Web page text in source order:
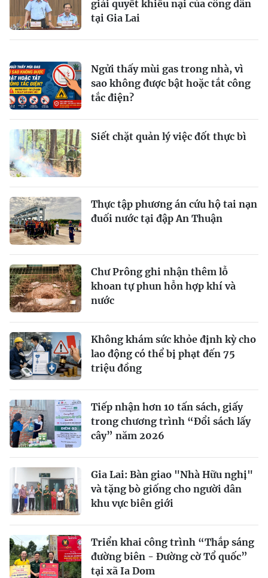
giải quyết khiếu nại của công dân
tại Gia Lai
Ngửi thấy mùi gas trong nhà, vì
sao không được bật hoặc tắt công
tắc điện?
Siết chặt quản lý việc đốt thực bì
Thực tập phương án cứu hộ tai nạn
đuối nước tại đập An Thuận
Chư Prông ghi nhận thêm lỗ
khoan tự phun hỗn hợp khí và
nước
Không khám sức khỏe định kỳ cho
lao động có thể bị phạt đến 75
triệu đồng
Tiếp nhận hơn 10 tấn sách, giấy
trong chương trình “Đổi sách lấy
cây” năm 2026
Gia Lai: Bàn giao "Nhà Hữu nghị"
và tặng bò giống cho người dân
khu vực biên giới
Triển khai công trình “Thắp sáng
đường biên - Đường cờ Tổ quốc”
tại xã Ia Dom